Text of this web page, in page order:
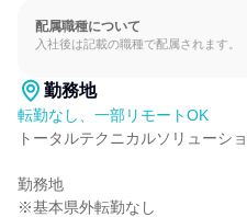
配属職種について
入社後は記載の職種で配属されます。
勤務地
転勤なし、一部リモートOK
トータルテクニカルソリューシ
勤務地
※基本県外転勤なし